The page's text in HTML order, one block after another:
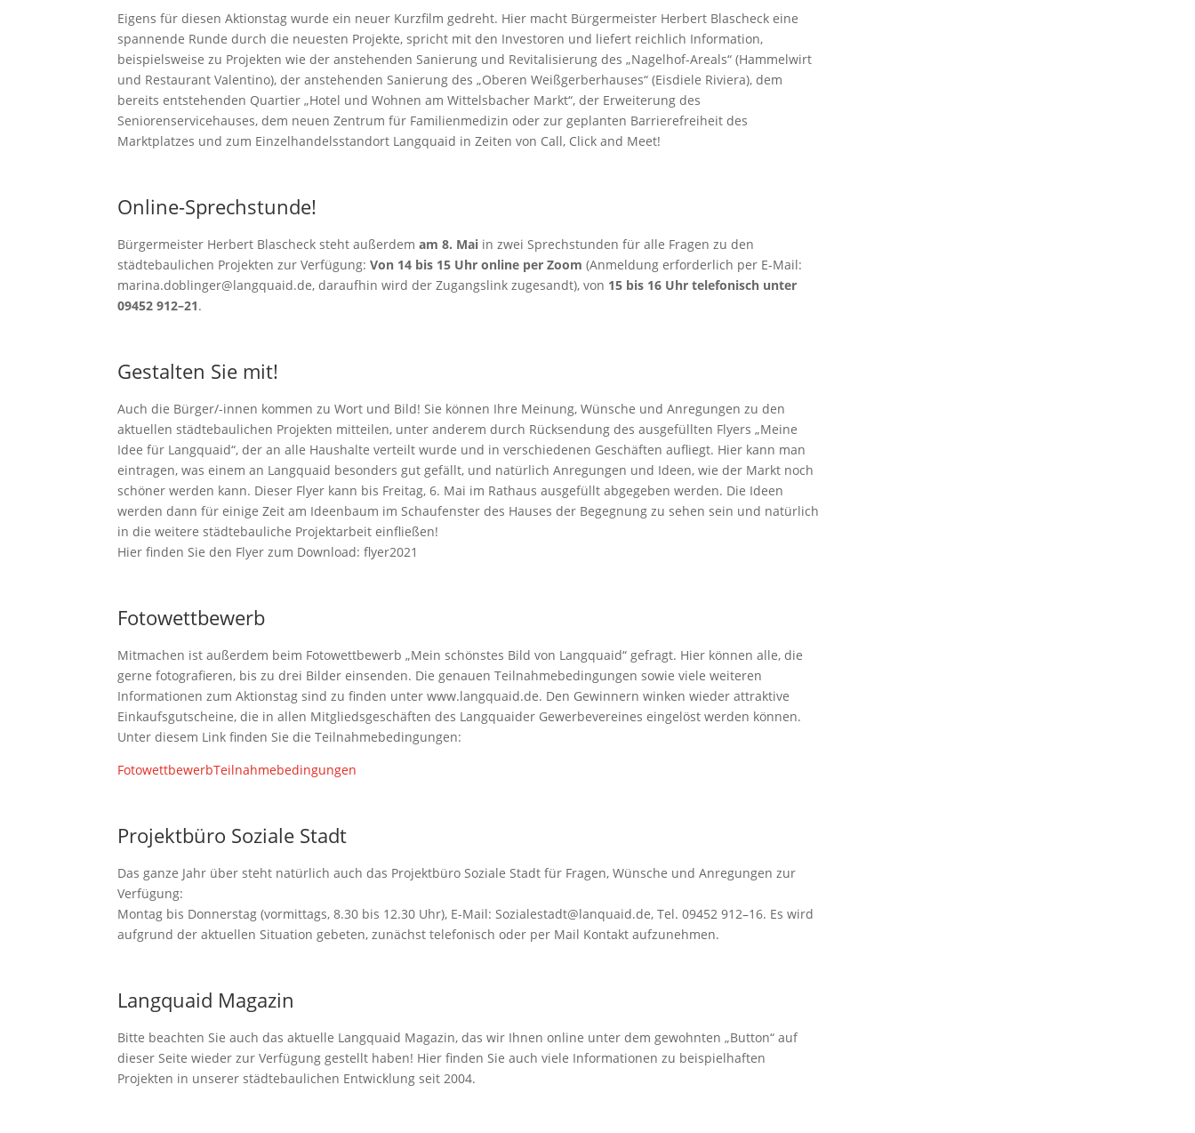
Eigens für diesen Aktionstag wurde ein neuer Kurzfilm gedreht. Hier macht Bürgermeister Herbert Blascheck eine
spannende Runde durch die neuesten Projekte, spricht mit den Investoren und liefert reichlich Information,
beispielsweise zu Projekten wie der anstehenden Sanierung und Revitalisierung des „Nagelhof-Areals“ (Hammelwirt
und Restaurant Valentino), der anstehenden Sanierung des „Oberen Weißgerberhauses“ (Eisdiele Riviera), dem
bereits entstehenden Quartier „Hotel und Wohnen am Wittelsbacher Markt“, der Erweiterung des
Seniorenservicehauses, dem neuen Zentrum für Familienmedizin oder zur geplanten Barrierefreiheit des
Marktplatzes und zum Einzelhandelsstandort Langquaid in Zeiten von Call, Click and Meet!
Online-Sprechstunde!
Bürgermeister Herbert Blascheck steht außerdem am 8. Mai in zwei Sprechstunden für alle Fragen zu den
städtebaulichen Projekten zur Verfügung: Von 14 bis 15 Uhr online per Zoom (Anmeldung erforderlich per E-Mail:
marina.doblinger@langquaid.de, daraufhin wird der Zugangslink zugesandt), von 15 bis 16 Uhr telefonisch unter
09452 912–21.
Gestalten Sie mit!
Auch die Bürger/-innen kommen zu Wort und Bild! Sie können Ihre Meinung, Wünsche und Anregungen zu den
aktuellen städtebaulichen Projekten mitteilen, unter anderem durch Rücksendung des ausgefüllten Flyers „Meine
Idee für Langquaid“, der an alle Haushalte verteilt wurde und in verschiedenen Geschäften aufliegt. Hier kann man
eintragen, was einem an Langquaid besonders gut gefällt, und natürlich Anregungen und Ideen, wie der Markt noch
schöner werden kann. Dieser Flyer kann bis Freitag, 6. Mai im Rathaus ausgefüllt abgegeben werden. Die Ideen
werden dann für einige Zeit am Ideenbaum im Schaufenster des Hauses der Begegnung zu sehen sein und natürlich
in die weitere städtebauliche Projektarbeit einfließen!
Hier finden Sie den Flyer zum Download: flyer2021
Fotowettbewerb
Mitmachen ist außerdem beim Fotowettbewerb „Mein schönstes Bild von Langquaid“ gefragt. Hier können alle, die
gerne fotografieren, bis zu drei Bilder einsenden. Die genauen Teilnahmebedingungen sowie viele weiteren
Informationen zum Aktionstag sind zu finden unter www.langquaid.de. Den Gewinnern winken wieder attraktive
Einkaufsgutscheine, die in allen Mitgliedsgeschäften des Langquaider Gewerbevereines eingelöst werden können.
Unter diesem Link finden Sie die Teilnahmebedingungen:
FotowettbewerbTeilnahmebedingungen
Projektbüro Soziale Stadt
Das ganze Jahr über steht natürlich auch das Projektbüro Soziale Stadt für Fragen, Wünsche und Anregungen zur
Verfügung:
Montag bis Donnerstag (vormittags, 8.30 bis 12.30 Uhr), E-Mail: Sozialestadt@lanquaid.de, Tel. 09452 912–16. Es wird
aufgrund der aktuellen Situation gebeten, zunächst telefonisch oder per Mail Kontakt aufzunehmen.
Langquaid Magazin
Bitte beachten Sie auch das aktuelle Langquaid Magazin, das wir Ihnen online unter dem gewohnten „Button“ auf
dieser Seite wieder zur Verfügung gestellt haben! Hier finden Sie auch viele Informationen zu beispielhaften
Projekten in unserer städtebaulichen Entwicklung seit 2004.